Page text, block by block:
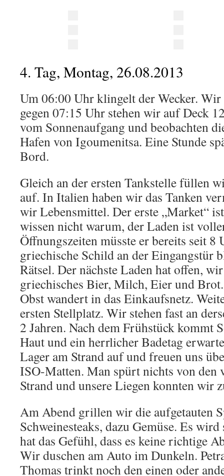
4. Tag, Montag, 26.08.2013
Um 06:00 Uhr klingelt der Wecker. Wir
gegen 07:15 Uhr stehen wir auf Deck
vom Sonnenaufgang und beobachten
Hafen von Igoumenitsa. Eine Stunde
Bord.
Gleich an der ersten Tankstelle füllen
auf. In Italien haben wir das Tanken
wir Lebensmittel. Der erste „Market“
wissen nicht warum, der Laden ist
Öffnungszeiten müsste er bereits seit 8
griechische Schild an der Eingangstür
Rätsel. Der nächste Laden hat offen,
griechisches Bier, Milch, Eier und
Obst wandert in das Einkaufsnetz.
ersten Stellplatz. Wir stehen fast an
2 Jahren. Nach dem Frühstück kommt
Haut und ein herrlicher Badetag
Lager am Strand auf und freuen uns
ISO-Matten. Man spürt nichts von den
Strand und unsere Liegen konnten wir
Am Abend grillen wir die aufgetauten
Schweinesteaks, dazu Gemüse. Es
hat das Gefühl, dass es keine richtige
Wir duschen am Auto im Dunkeln.
Thomas trinkt noch den einen oder